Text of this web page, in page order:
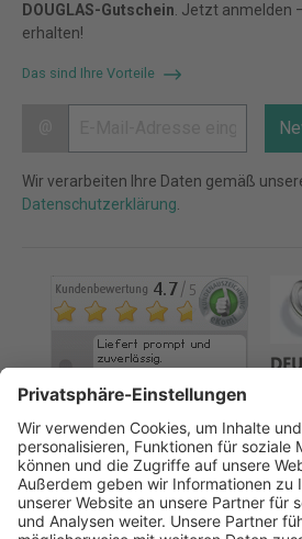
DOUGLAS-Gutschein . Jetzt anmelden
erhalten!
Das sind Ihre Vorteile
Wir verarbeiten Ihre Daten gemäß
Datenschutzerklärung